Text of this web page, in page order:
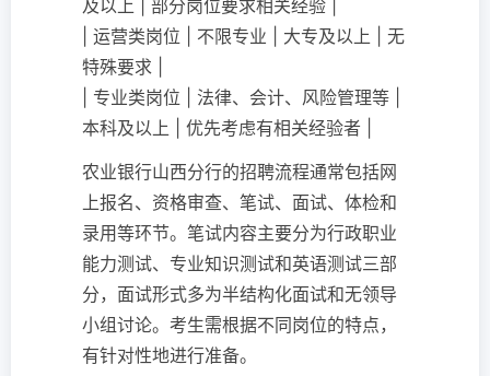
及以上 | 部分岗位要求相关经验 |
| 运营类岗位 | 不限专业 | 大专及以上 | 无
特殊要求 |
| 专业类岗位 | 法律、会计、风险管理等 |
本科及以上 | 优先考虑有相关经验者 |
农业银行山西分行的招聘流程通常包括网
上报名、资格审查、笔试、面试、体检和
录用等环节。笔试内容主要分为行政职业
能力测试、专业知识测试和英语测试三部
分，面试形式多为半结构化面试和无领导
小组讨论。考生需根据不同岗位的特点，
有针对性地进行准备。